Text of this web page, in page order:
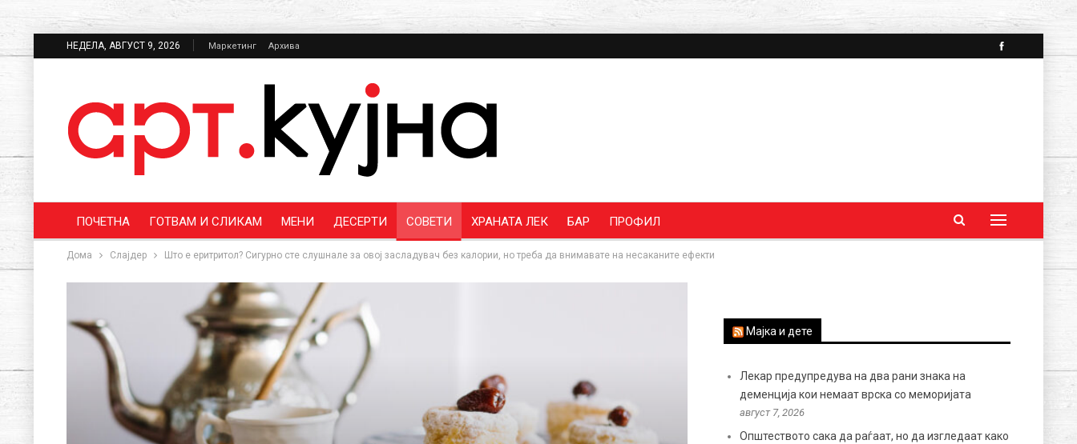
НЕДЕЛА, АВГУСТ 9, 2026 Маркетинг Архива
ПОЧЕТНА ГОТВАМ И СЛИКАМ МЕНИ ДЕСЕРТИ СОВЕТИ ХРАНАТА ЛЕК БАР ПРОФИЛ
Дома Слајдер Што е еритритол? Сигурно сте слушнале за овој засладувач без калории, но треба да внимавате на несаканите ефекти
Мајка и дете
Лекар предупредува на два рани знака на
деменција кои немаат врска со меморијата
август 7, 2026
Општеството сака да раѓаат, но да изгледаат како